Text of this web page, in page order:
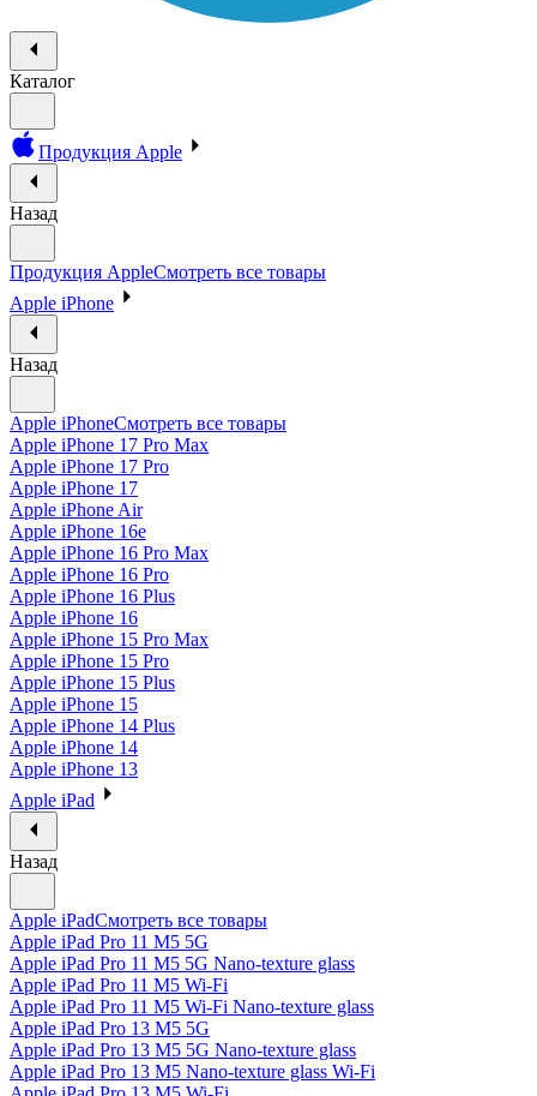
Каталог
Продукция Apple
Назад
Продукция AppleСмотреть все товары
Apple iPhone
Назад
Apple iPhoneСмотреть все товары
Apple iPhone 17 Pro Max
Apple iPhone 17 Pro
Apple iPhone 17
Apple iPhone Air
Apple iPhone 16e
Apple iPhone 16 Pro Max
Apple iPhone 16 Pro
Apple iPhone 16 Plus
Apple iPhone 16
Apple iPhone 15 Pro Max
Apple iPhone 15 Pro
Apple iPhone 15 Plus
Apple iPhone 15
Apple iPhone 14 Plus
Apple iPhone 14
Apple iPhone 13
Apple iPad
Назад
Apple iPadСмотреть все товары
Apple iPad Pro 11 M5 5G
Apple iPad Pro 11 M5 5G Nano-texture glass
Apple iPad Pro 11 M5 Wi-Fi
Apple iPad Pro 11 M5 Wi-Fi Nano-texture glass
Apple iPad Pro 13 M5 5G
Apple iPad Pro 13 M5 5G Nano-texture glass
Apple iPad Pro 13 M5 Nano-texture glass Wi-Fi